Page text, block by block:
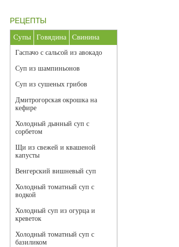
РЕЦЕПТЫ
Супы Говядина Свинина
Гаспачо с сальсой из авокадо
Суп из шампиньонов
Суп из сушеных грибов
Дмитрогорская окрошка на
кефире
Холодный дынный суп с
сорбетом
Щи из свежей и квашеной
капусты
Венгерский вишневый суп
Холодный томатный суп с
водкой
Холодный суп из огурца и
креветок
Холодный томатный суп с
базиликом